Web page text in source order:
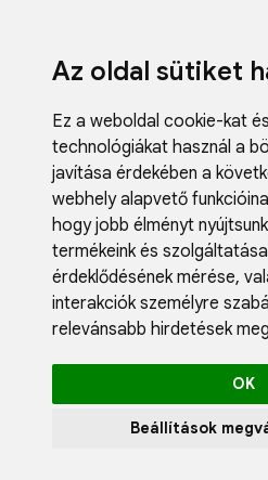
Az oldal sütiket
Ez a weboldal cookie-kat
technológiákat használ a
javítása érdekében a
webhely alapvető
hogy jobb élményt
termékeink és
érdeklődésének mérése,
interakciók személyre
relevánsabb hirdetések
OK
Beállítások